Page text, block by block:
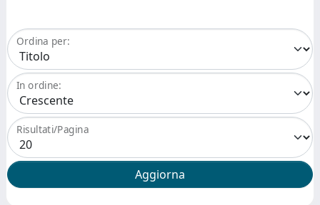
Ordina per:
In ordine:
Risultati/Pagina